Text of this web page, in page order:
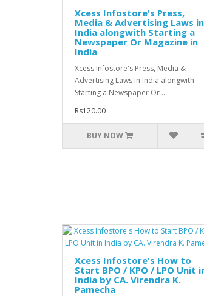
Xcess Infostore's Press,
Media & Advertising Laws in
India alongwith Starting a
Newspaper Or Magazine in
India
Xcess Infostore's Press, Media &
Advertising Laws in India alongwith
Starting a Newspaper Or ..
Rs120.00
BUY NOW
Xcess Infostore's How to
Start BPO / KPO / LPO Unit
India by CA. Virendra K.
Pamecha